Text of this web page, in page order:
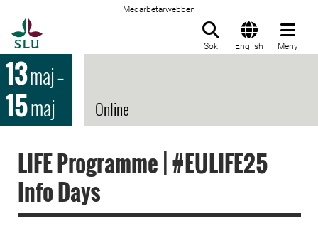
Medarbetarwebben
Sök English Meny
13maj–
15maj Online
LIFE Programme | #EULIFE25
Info Days